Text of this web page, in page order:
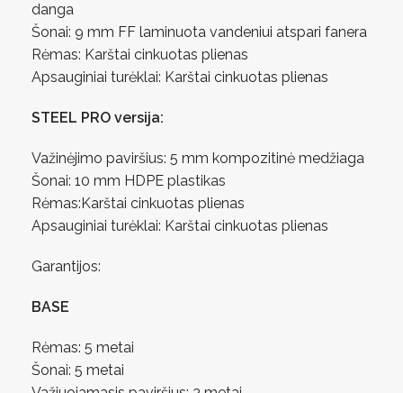
danga
Šonai: 9 mm FF laminuota vandeniui atspari fanera
Rėmas: Karštai cinkuotas plienas
Apsauginiai turėklai: Karštai cinkuotas plienas
STEEL PRO versija:
Važinėjimo paviršius: 5 mm kompozitinė medžiaga
Šonai: 10 mm HDPE plastikas
Rėmas:Karštai cinkuotas plienas
Apsauginiai turėklai: Karštai cinkuotas plienas
Garantijos:
BASE
Rėmas: 5 metai
Šonai: 5 metai